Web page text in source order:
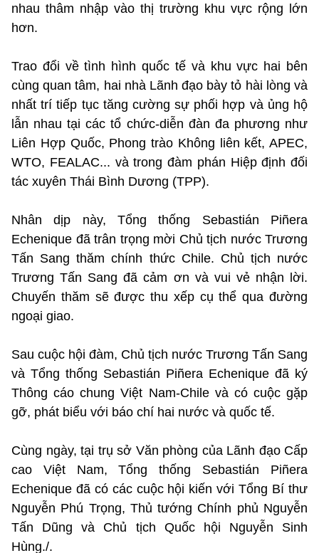
nhau thâm nhập vào thị trường khu vực rộng lớn
hơn.
Trao đổi về tình hình quốc tế và khu vực hai bên
cùng quan tâm, hai nhà Lãnh đạo bày tỏ hài lòng và
nhất trí tiếp tục tăng cường sự phối hợp và ủng hộ
lẫn nhau tại các tổ chức-diễn đàn đa phương như
Liên Hợp Quốc, Phong trào Không liên kết, APEC,
WTO, FEALAC... và trong đàm phán Hiệp định đối
tác xuyên Thái Bình Dương (TPP).
Nhân dịp này, Tổng thống Sebastián Piñera
Echenique đã trân trọng mời Chủ tịch nước Trương
Tấn Sang thăm chính thức Chile. Chủ tịch nước
Trương Tấn Sang đã cảm ơn và vui vẻ nhận lời.
Chuyến thăm sẽ được thu xếp cụ thể qua đường
ngoại giao.
Sau cuộc hội đàm, Chủ tịch nước Trương Tấn Sang
và Tổng thống Sebastián Piñera Echenique đã ký
Thông cáo chung Việt Nam-Chile và có cuộc gặp
gỡ, phát biểu với báo chí hai nước và quốc tế.
Cùng ngày, tại trụ sở Văn phòng của Lãnh đạo Cấp
cao Việt Nam, Tổng thống Sebastián Piñera
Echenique đã có các cuộc hội kiến với Tổng Bí thư
Nguyễn Phú Trọng, Thủ tướng Chính phủ Nguyễn
Tấn Dũng và Chủ tịch Quốc hội Nguyễn Sinh
Hùng./.